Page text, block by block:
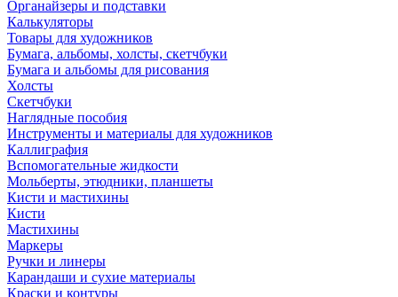
Органайзеры и подставки
Калькуляторы
Товары для художников
Бумага, альбомы, холсты, скетчбуки
Бумага и альбомы для рисования
Холсты
Скетчбуки
Наглядные пособия
Инструменты и материалы для художников
Каллиграфия
Вспомогательные жидкости
Мольберты, этюдники, планшеты
Кисти и мастихины
Кисти
Мастихины
Маркеры
Ручки и линеры
Карандаши и сухие материалы
Краски и контуры